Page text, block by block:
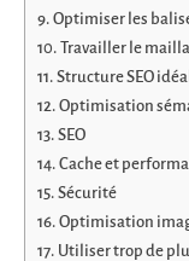
Optimiser les
Travailler le
Structure SEO
Optimisation
SEO
Cache et
Sécurité
Optimisation
Utiliser trop de